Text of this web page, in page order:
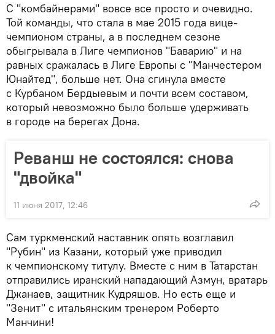
С "комбайнерами" вовсе все просто и очевидно.
Той команды, что стала в мае 2015 года вице-
чемпионом страны, а в последнем сезоне
обыгрывала в Лиге чемпионов "Баварию" и на
равных сражалась в Лиге Европы с "Манчестером
Юнайтед", больше нет. Она сгинула вместе
с Курбаном Бердыевым и почти всем составом,
который невозможно было больше удерживать
в городе на берегах Дона.
Реванш не состоялся: снова
"двойка"
11 июня 2017, 12:46
Сам туркменский наставник опять возглавил
"Рубин" из Казани, который уже приводил
к чемпионскому титулу. Вместе с ним в Татарстан
отправились иранский нападающий Азмун, вратарь
Джанаев, защитник Кудряшов. Но есть еще и
"Зенит" с итальянским тренером Роберто
Манчини!